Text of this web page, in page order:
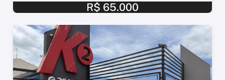
R$ 65.000